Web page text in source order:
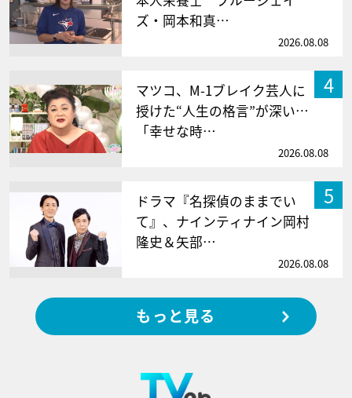
ズ・岡本和真…
2026.08.08
4
マツコ、M-1ブレイク芸人に
授けた“人生の格言”が深い…
「幸せな時…
2026.08.08
5
ドラマ『名探偵のままでい
て』、ナインティナイン岡村
隆史＆矢部…
2026.08.08
もっと見る